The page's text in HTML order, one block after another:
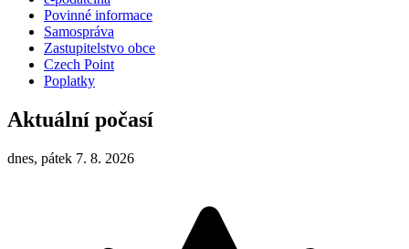
Povinné informace
Samospráva
Zastupitelstvo obce
Czech Point
Poplatky
Aktuální počasí
dnes, pátek 7. 8. 2026